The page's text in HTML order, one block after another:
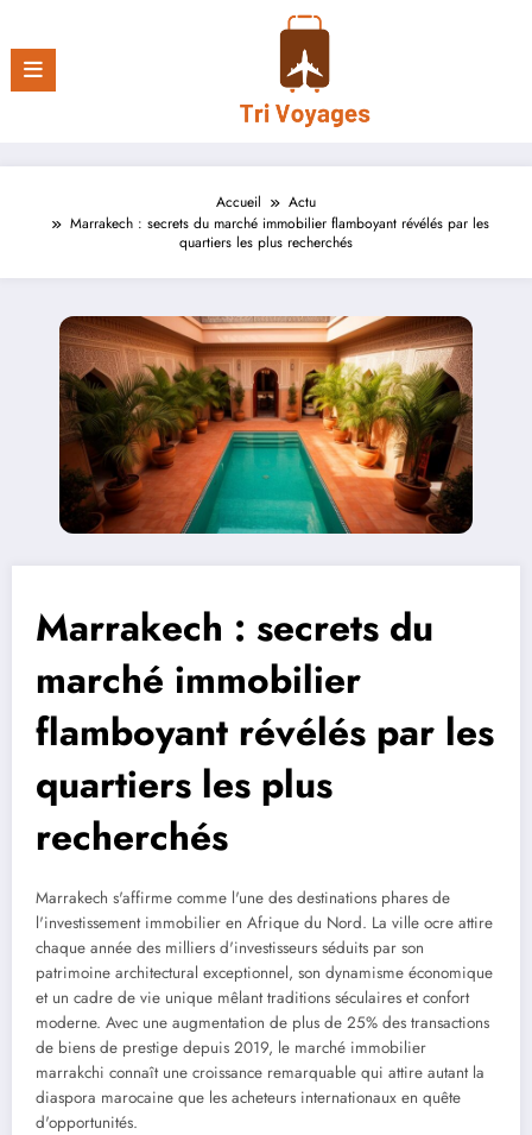
contenu
Accueil
Actu
Marrakech : secrets du marché immobilier flamboyant révélés par les
quartiers les plus recherchés
Marrakech : secrets du
marché immobilier
flamboyant révélés par les
quartiers les plus
recherchés
Marrakech s'affirme comme l'une des destinations phares de
l'investissement immobilier en Afrique du Nord. La ville ocre attire
chaque année des milliers d'investisseurs séduits par son
patrimoine architectural exceptionnel, son dynamisme économique
et un cadre de vie unique mêlant traditions séculaires et confort
moderne. Avec une augmentation de plus de 25% des transactions
de biens de prestige depuis 2019, le marché immobilier
marrakchi connaît une croissance remarquable qui attire autant la
diaspora marocaine que les acheteurs internationaux en quête
d'opportunités.